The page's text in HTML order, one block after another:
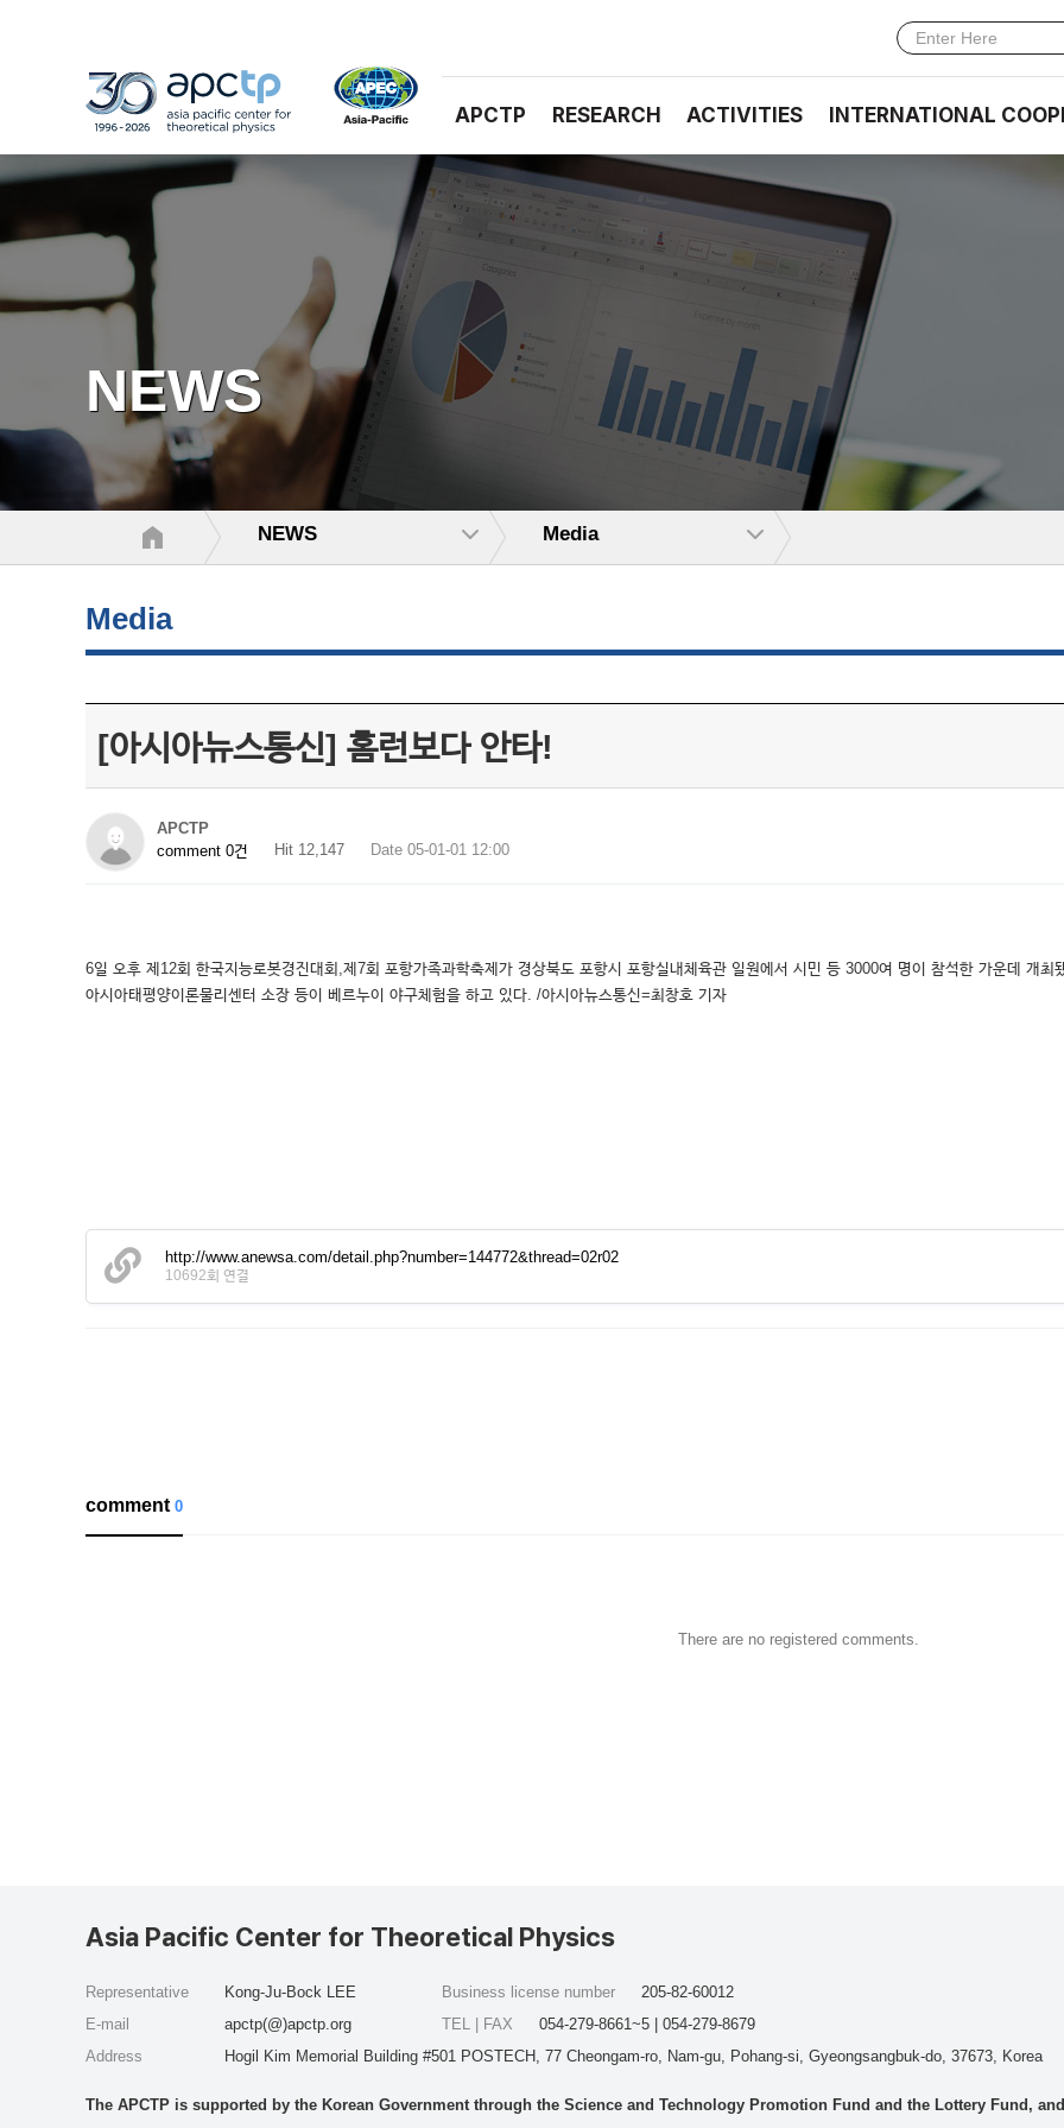
APCTP RESEARCH ACTIVITIES INTERNATIONAL
NEWS
NEWS Media
Media
[아시아뉴스통신] 홈런보다 안타!
APCTP
comment 0건
Hit 12,147 Date 05-01-01 12:00
6일 오후 제12회 한국지능로봇경진대회,제7회 포항가족과학축제가 경상북도 포항시 포항실내체육관 일원에서 시민 등 3000여 명이 참석한 가운데 개
아시아태평양이론물리센터 소장 등이 베르누이 야구체험을 하고 있다. /아시아뉴스통신=최창호 기자
http://www.anewsa.com/detail.php?number=144772&thread=02r02
10692회 연결
comment0
There are no registered comments.
Asia Pacific Center for Theoretical Physics
Representative
Kong-Ju-Bock LEE
E-mail
apctp(@)apctp.org
Address
Hogil Kim Memorial Building #501 POSTECH, 77 Cheongam-ro, Nam-gu, Pohang-si, Gyeongsangbuk-do, 37673, Korea
Business license number
205-82-60012
TEL | FAX
054-279-8661~5 | 054-279-8679
The APCTP is supported by the Korean Government through the Science and Technology Promotion Fund and the Lottery Fund,